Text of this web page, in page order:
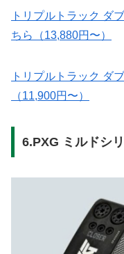
トリプルトラック ダ
ちら（13,880円〜）
トリプルトラック ダ
（11,900円〜）
6.PXG ミルドシ